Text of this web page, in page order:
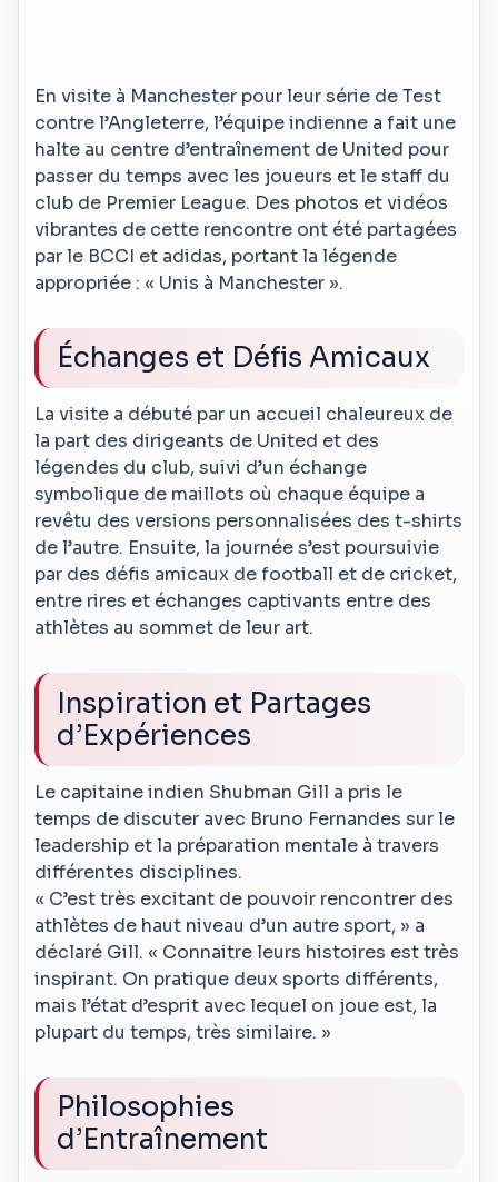
En visite à Manchester pour leur série de Test
contre l’Angleterre, l’équipe indienne a fait une
halte au centre d’entraînement de United pour
passer du temps avec les joueurs et le staff du
club de Premier League. Des photos et vidéos
vibrantes de cette rencontre ont été partagées
par le BCCI et adidas, portant la légende
appropriée : « Unis à Manchester ».
Échanges et Défis Amicaux
La visite a débuté par un accueil chaleureux de
la part des dirigeants de United et des
légendes du club, suivi d’un échange
symbolique de maillots où chaque équipe a
revêtu des versions personnalisées des t-shirts
de l’autre. Ensuite, la journée s’est poursuivie
par des défis amicaux de football et de cricket,
entre rires et échanges captivants entre des
athlètes au sommet de leur art.
Inspiration et Partages
d’Expériences
Le capitaine indien Shubman Gill a pris le
temps de discuter avec Bruno Fernandes sur le
leadership et la préparation mentale à travers
différentes disciplines.
« C’est très excitant de pouvoir rencontrer des
athlètes de haut niveau d’un autre sport, » a
déclaré Gill. « Connaitre leurs histoires est très
inspirant. On pratique deux sports différents,
mais l’état d’esprit avec lequel on joue est, la
plupart du temps, très similaire. »
Philosophies
d’Entraînement